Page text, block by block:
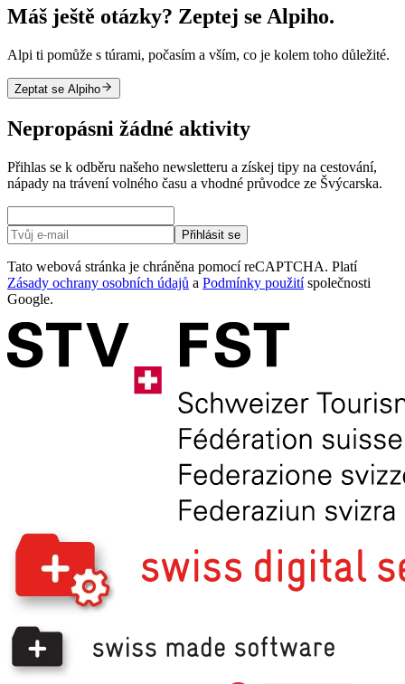
Máš ještě otázky? Zeptej se Alpiho.
Alpi ti pomůže s túrami, počasím a vším, co je kolem toho důležité.
Zeptat se Alpiho
Nepropásni žádné aktivity
Přihlas se k odběru našeho newsletteru a získej tipy na cestování,
nápady na trávení volného času a vhodné průvodce ze Švýcarska.
Přihlásit se
Tato webová stránka je chráněna pomocí reCAPTCHA. Platí
Zásady ochrany osobních údajů a Podmínky použitíspolečnosti
Google.